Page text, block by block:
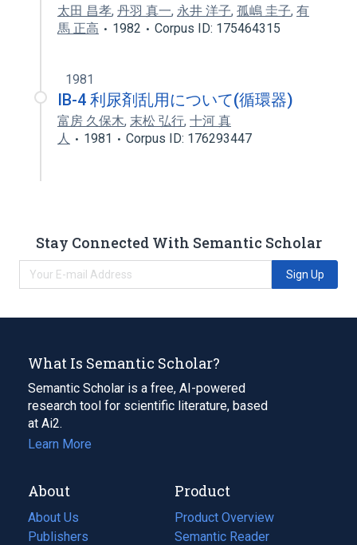
太田 昌孝, 丹羽 真一, 永井 洋子, 孤嶋 圭子, 有
馬 正高
1982 Corpus ID: 175464315
1981
IB-4 利尿剤乱用について(循環器)
富房 久保木, 末松 弘行, 十河 真
人
1981 Corpus ID: 176293447
Stay Connected With Semantic Scholar
Sign Up
What Is Semantic Scholar?
Semantic Scholar is a free, AI-powered
research tool for scientific literature, based
at Ai2.
Learn More
About
About Us
Publishers
Product
Product Overview
Semantic Reader